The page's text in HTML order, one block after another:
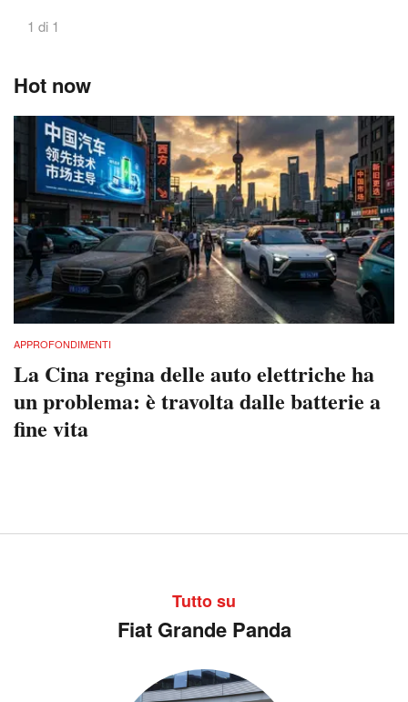
1 di 1
Hot now
APPROFONDIMENTI
La Cina regina delle auto elettriche ha
un problema: è travolta dalle batterie a
fine vita
Tutto su
Fiat Grande Panda